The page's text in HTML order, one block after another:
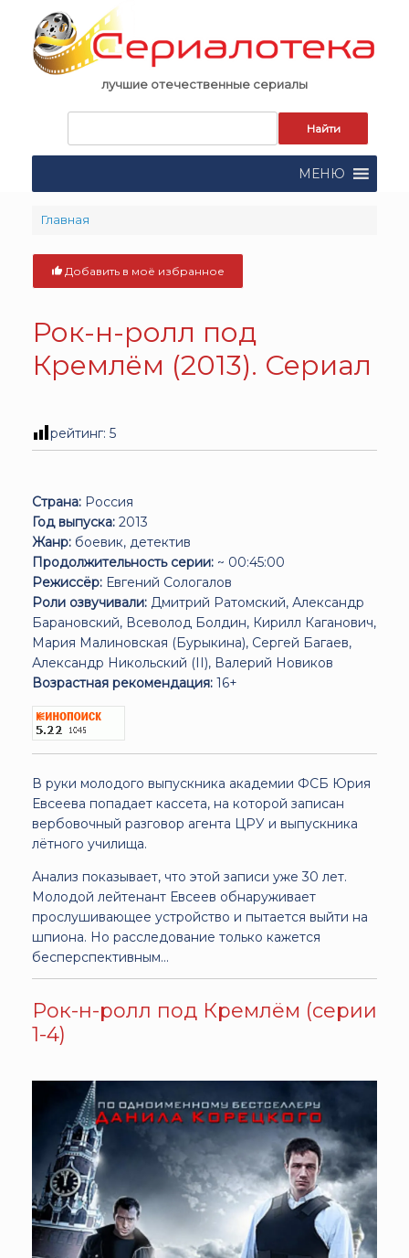
content
лучшие отечественные сериалы
поиска:
МЕНЮ
Главная
Добавить в моё избранное
Рок-н-ролл под
Кремлём (2013). Сериал
рейтинг: 5
Страна: Россия
Год выпуска: 2013
Жанр: боевик, детектив
Продолжительность серии: ~ 00:45:00
Режиссёр: Евгений Сологалов
Роли озвучивали: Дмитрий Ратомский, Александр
Барановский, Всеволод Болдин, Кирилл Каганович,
Мария Малиновская (Бурыкина), Сергей Багаев,
Александр Никольский (II), Валерий Новиков
Возрастная рекомендация: 16+
В руки молодого выпускника академии ФСБ Юрия
Евсеева попадает кассета, на которой записан
вербовочный разговор агента ЦРУ и выпускника
лётного училища.
Анализ показывает, что этой записи уже 30 лет.
Молодой лейтенант Евсеев обнаруживает
прослушивающее устройство и пытается выйти на
шпиона. Но расследование только кажется
бесперспективным...
Рок-н-ролл под Кремлём (серии
1-4)